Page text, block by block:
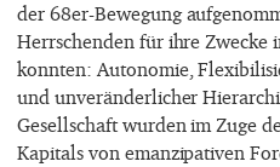
der 68er-Bewegung
Herrschenden für ihre Zwecke
konnten: Autonomie,
und unveränderlicher
Gesellschaft wurden im Zuge
Kapitals von emanzipativen